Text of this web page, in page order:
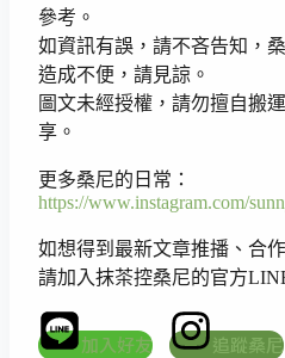
參考。
如資訊有誤，請不吝告知，
造成不便，請見諒。
圖文未經授權，請勿擅自搬
享。
更多桑尼的日常：
https://www.instagram.com/
如想得到最新文章推播、合作
請加入抹茶控桑尼的官方
加入好友 追蹤桑尼